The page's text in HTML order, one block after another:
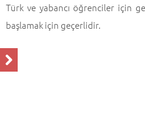
Türk ve yabancı öğrenciler için
başlamak için geçerlidir.